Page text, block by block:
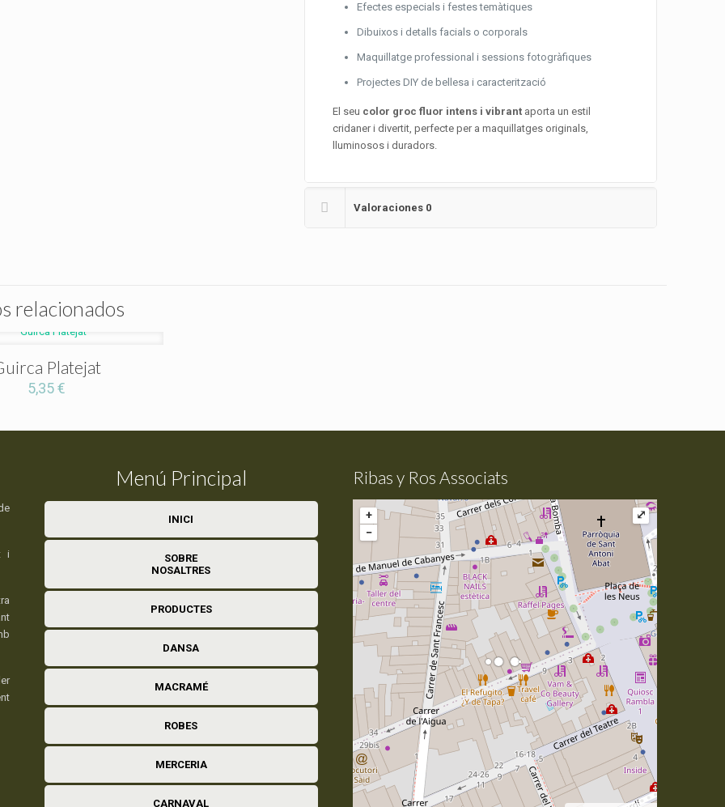
Efectes especials i festes temàtiques
Dibuixos i detalls facials o corporals
Maquillatge professional i sessions fotogràfiques
Projectes DIY de bellesa i caracterització
El seu color groc fluor intens i vibrant aporta un estil
cridaner i divertit, perfecte per a maquillatges originals,
lluminosos i duradors.
Valoraciones 0
relacionados
Platejat
5,35€
i
Menú Principal
INICI
SOBRE
NOSALTRES
PRODUCTES
DANSA
MACRAMÉ
ROBES
MERCERIA
CARNAVAL
Ribas y Ros Associats
+
−
⤢